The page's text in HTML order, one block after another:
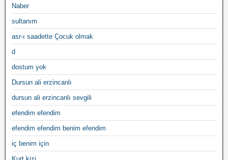
Naber
sultanım
asr-ı saadette Çocuk olmak
d
dostum yok
Dursun ali erzincanlı
dursun ali erzincanlı sevgili
efendim efendim
efendim efendim benim efendim
iç benim için